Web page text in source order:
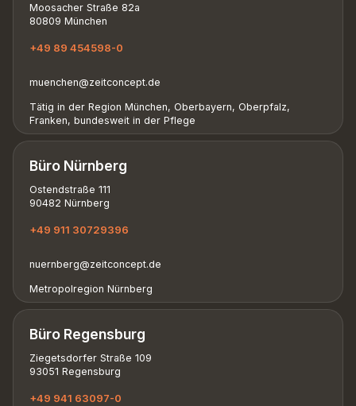
Moosacher Straße 82a
80809 München
+49 89 454598-0
muenchen@zeitconcept.de
Tätig in der Region München, Oberbayern, Oberpfalz,
Franken, bundesweit in der Pflege
Büro Nürnberg
Ostendstraße 111
90482 Nürnberg
+49 911 30729396
nuernberg@zeitconcept.de
Metropolregion Nürnberg
Büro Regensburg
Ziegetsdorfer Straße 109
93051 Regensburg
+49 941 63097-0